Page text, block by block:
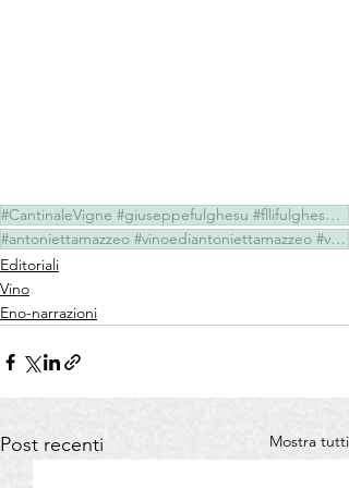
#CantinaleVigne #giuseppefulghesu #fllifulghesu #TeresaFulghesuChighini
#antoniettamazzeo #vinoediantoniettamazzeo #vino
Editoriali
Vino
Eno-narrazioni
Post recenti Mostra tutti